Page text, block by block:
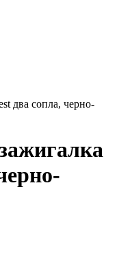
два сопла, черно-